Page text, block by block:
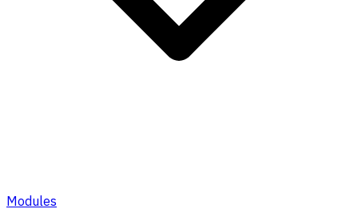
Modules